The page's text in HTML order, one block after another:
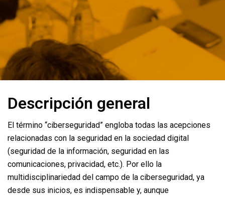
Descripción general
El término “ciberseguridad” engloba todas las acepciones
relacionadas con la seguridad en la sociedad digital
(seguridad de la información, seguridad en las
comunicaciones, privacidad, etc.). Por ello la
multidisciplinariedad del campo de la ciberseguridad, ya
desde sus inicios, es indispensable y, aunque